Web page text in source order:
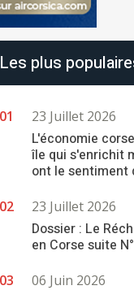
Les plus
23 Juillet 2026
L'économie
île qui s'enrichit
ont le sentiment
23 Juillet 2026
Dossier : Le
en Corse suite
06 Juin 2026